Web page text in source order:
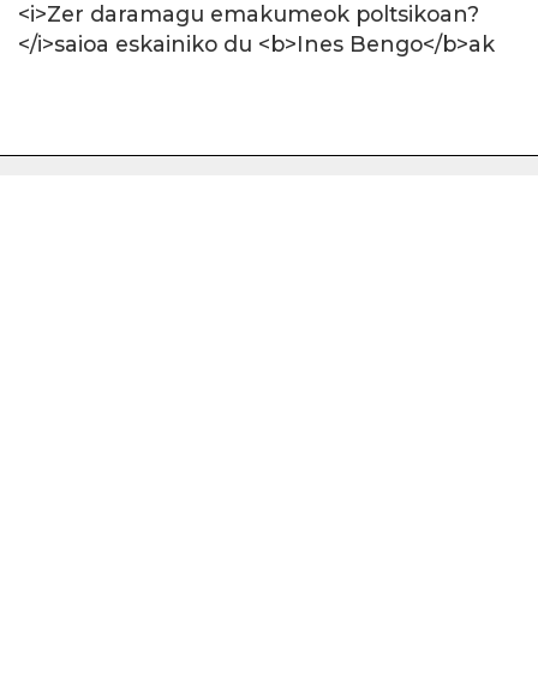
<i>Zer daramagu emakumeok poltsikoan?
</i>saioa eskainiko du <b>Ines Bengo</b>ak